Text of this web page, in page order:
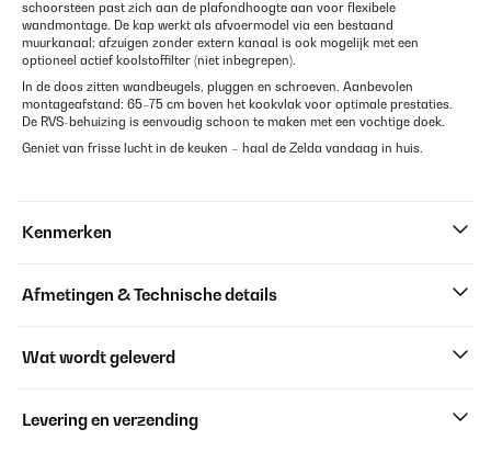
schoorsteen past zich aan de plafondhoogte aan voor flexibele
wandmontage. De kap werkt als afvoermodel via een bestaand
muurkanaal; afzuigen zonder extern kanaal is ook mogelijk met een
optioneel actief koolstoffilter (niet inbegrepen).
In de doos zitten wandbeugels, pluggen en schroeven. Aanbevolen
montageafstand: 65–75 cm boven het kookvlak voor optimale prestaties.
De RVS-behuizing is eenvoudig schoon te maken met een vochtige doek.
Geniet van frisse lucht in de keuken – haal de Zelda vandaag in huis.
Kenmerken
Afmetingen & Technische details
Wat wordt geleverd
Levering en verzending